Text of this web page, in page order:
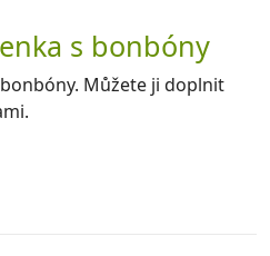
s bonbóny
Můžete ji doplnit